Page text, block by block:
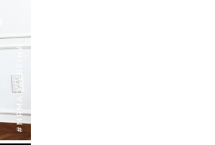
#MRMADREREINA